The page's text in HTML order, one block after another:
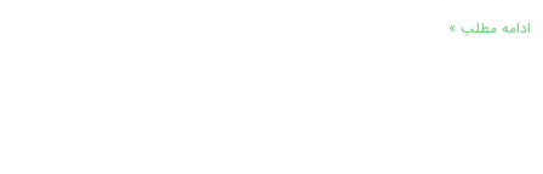
ادامه مطلب »